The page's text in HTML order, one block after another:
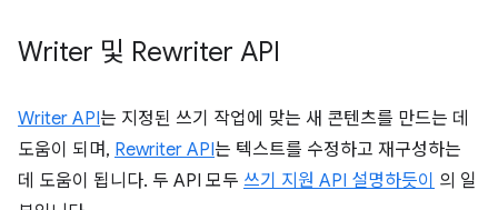
Writer 및 Rewriter API
Writer API는 지정된 쓰기 작업에 맞는 새 콘텐츠를 만드는 데
도움이 되며, Rewriter API는 텍스트를 수정하고 재구성하는
데 도움이 됩니다. 두 API 모두 쓰기 지원 API 설명하듯이 의 일